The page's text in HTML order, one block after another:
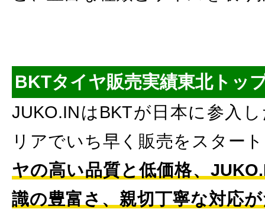
BKTタイヤ販売実績東北トッ
JUKO.INはBKTが日本に参入
リアでいち早く販売をスター
ヤの高い品質と低価格、
識の豊富さ、親切丁寧な対応